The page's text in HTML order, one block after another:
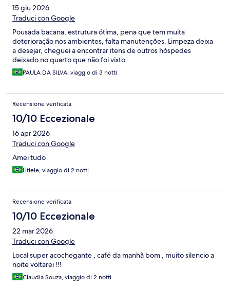
15 giu 2026
Traduci con Google
Pousada bacana, estrutura ótima, pena que tem muita
deterioração nos ambientes, falta manutenções. Limpeza deixa
a desejar, cheguei a encontrar itens de outros hóspedes
deixado no quarto que não foi visto.
PAULA DA SILVA, viaggio di 3 notti
Recensione verificata
10/10 Eccezionale
16 apr 2026
Traduci con Google
Amei tudo
Litiele, viaggio di 2 notti
Recensione verificata
10/10 Eccezionale
22 mar 2026
Traduci con Google
Local super acochegante , café da manhã bom , muito silencio a
noite voltarei !!!
Claudia Souza, viaggio di 2 notti